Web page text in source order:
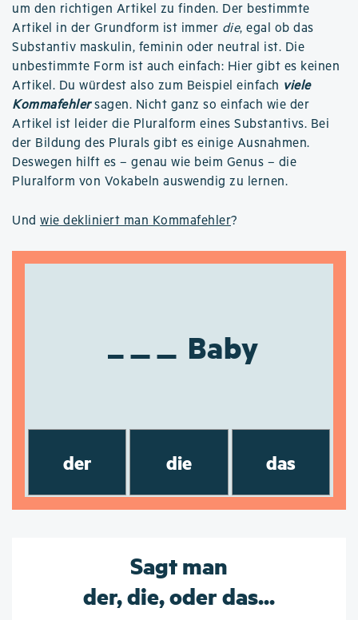
um den richtigen Artikel zu finden. Der bestimmte
Artikel in der Grundform ist immer die, egal ob das
Substantiv maskulin, feminin oder neutral ist. Die
unbestimmte Form ist auch einfach: Hier gibt es keinen
Artikel. Du würdest also zum Beispiel einfach viele
Kommafehlersagen. Nicht ganz so einfach wie der
Artikel ist leider die Pluralform eines Substantivs. Bei
der Bildung des Plurals gibt es einige Ausnahmen.
Deswegen hilft es – genau wie beim Genus – die
Pluralform von Vokabeln auswendig zu lernen.
Und wie dekliniert man Kommafehler?
Baby
der die das
Sagt man
der, die, oder das...